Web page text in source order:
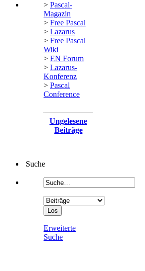
> Pascal-
Magazin
> Free Pascal
> Lazarus
> Free Pascal
Wiki
> EN Forum
> Lazarus-
Konferenz
> Pascal
Conference
Ungelesene
Beiträge
Suche
Erweiterte
Suche